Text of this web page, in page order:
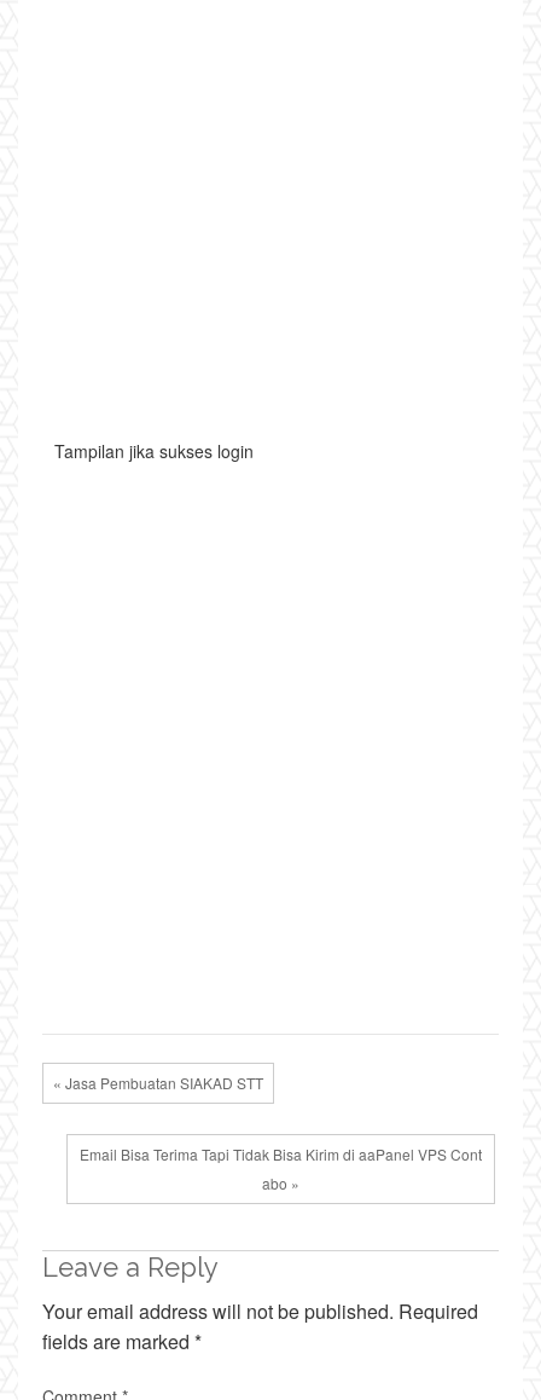
Tampilan jika sukses login
« Jasa Pembuatan SIAKAD STT
Email Bisa Terima Tapi Tidak Bisa Kirim di aaPanel VPS Cont
abo »
Leave a Reply
Your email address will not be published. Required
fields are marked *